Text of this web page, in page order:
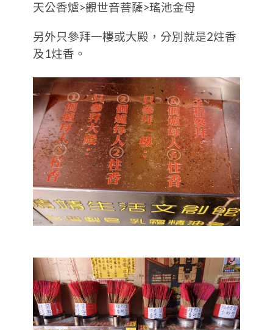
天公香爐>觀世音菩薩>瑤池金母
另外只參拜一樓或大殿，分別就是2炷香
及1炷香。